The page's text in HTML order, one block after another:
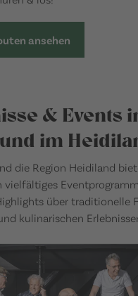
ansehen
& Events
im
die Region Heidiland
vielfältiges
über traditionelle
kulinarischen